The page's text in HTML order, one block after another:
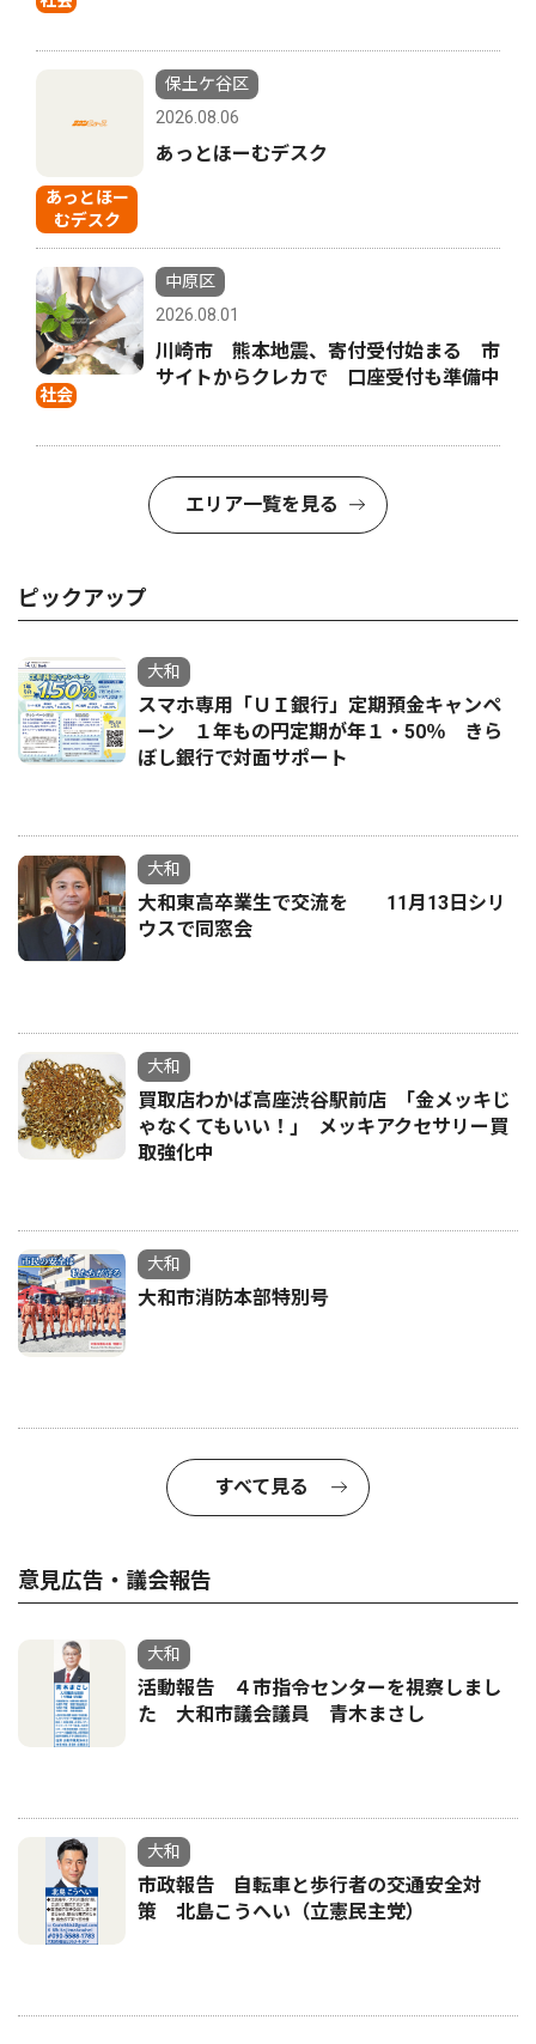
あっとほー
むデスク
保土ケ谷区
2026.08.06
あっとほーむデスク
社会
中原区
2026.08.01
川崎市 熊本地震、寄付受付始まる 市
サイトからクレカで 口座受付も準備中
エリア一覧を見る
ピックアップ
大和
スマホ専用「ＵＩ銀行」定期預金キャンペ
ーン １年もの円定期が年１・50％ きら
ぼし銀行で対面サポート
大和
大和東高卒業生で交流を 11月13日シリ
ウスで同窓会
大和
買取店わかば高座渋谷駅前店 ｢金メッキじ
ゃなくてもいい！｣ メッキアクセサリー買
取強化中
大和
大和市消防本部特別号
すべて見る
意見広告・議会報告
大和
活動報告 ４市指令センターを視察しまし
た 大和市議会議員 青木まさし
大和
市政報告 自転車と歩行者の交通安全対
策 北島こうへい（立憲民主党）